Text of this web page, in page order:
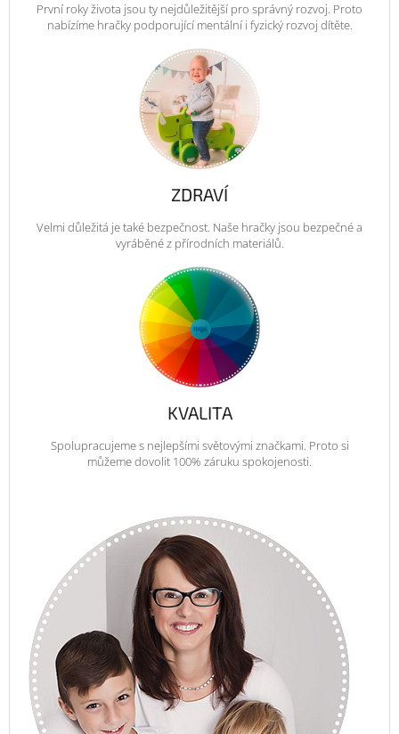
První roky života jsou ty nejdůležitější pro správný rozvoj. Proto
nabízíme hračky podporující mentální i fyzický rozvoj dítěte.
ZDRAVÍ
Velmi důležitá je také bezpečnost. Naše hračky jsou bezpečné a
vyráběné z přírodních materiálů.
KVALITA
Spolupracujeme s nejlepšími světovými značkami. Proto si
můžeme dovolit 100% záruku spokojenosti.